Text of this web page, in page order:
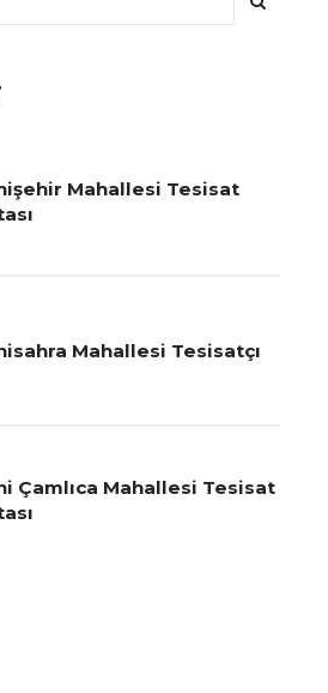
Mahallesi Tesisat
Mahallesi Tesisatçı
Çamlıca Mahallesi Tesisat